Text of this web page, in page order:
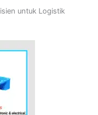
untuk Logistik